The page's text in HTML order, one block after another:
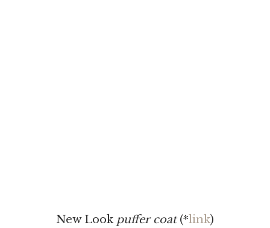
New Look puffer coat(*link)